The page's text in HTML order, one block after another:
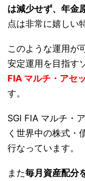
は減少せず、年金
点は非常に嬉しい
このような運用が
安定運用を目指す
FIA マルチ・アセ
す。
SGI FIA マルチ・
く世界中の株式・
行なっています。
また毎月資産配分